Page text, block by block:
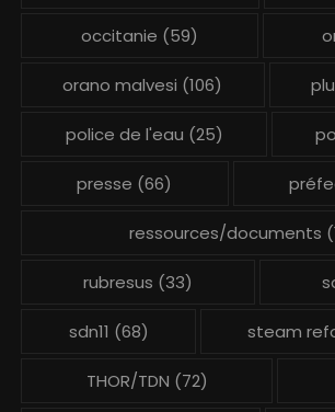
occitanie (59)
orano malvesi (106)
police de l'eau (25)
presse (66)
ressources/documents
rubresus (33)
sdn11 (68) steam
THOR/TDN (72)